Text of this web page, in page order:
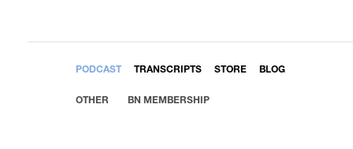
PODCAST TRANSCRIPTS STORE BLOG
OTHER BN MEMBERSHIP